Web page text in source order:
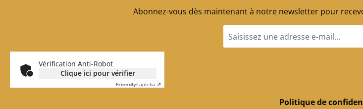
Abonnez-vous dès maintenant à notre newsletter pour
e-
Vérification Anti-Robot
Clique ici pour vérifier
FriendlyCaptcha ⇗
Politique de